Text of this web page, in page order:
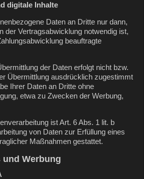
digitale Inhalte
Daten an Dritte nur dann,
der Vertragsabwicklung notwendig ist,
beauftragte
der Daten erfolgt nicht bzw.
Übermittlung ausdrücklich zugestimmt
Ihrer Daten an Dritte ohne
etwa zu Zwecken der Werbung,
ist Art. 6 Abs. 1 lit. b
von Daten zur Erfüllung eines
Maßnahmen gestattet.
und Werbung